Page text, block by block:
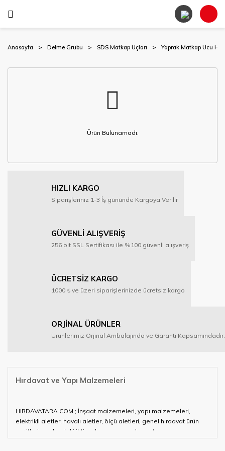
Anasayfa Delme Grubu SDS Matkap Uçları Yaprak Matkap Ucu Hex
Ürün Bulunamadı.
HIZLI KARGO
Siparişleriniz 1-3 İş gününde Kargoya Verilir
GÜVENLİ ALIŞVERİŞ
256 bit SSL Sertifikası ile %100 güvenli alışveriş
ÜCRETSİZ KARGO
1000 ₺ ve üzeri siparişlerinizde ücretsiz kargo
ORJİNAL ÜRÜNLER
Ürünlerimiz Orjinal Ambalajında ve Garanti Kapsamındadır.
Hırdavat ve Yapı Malzemeleri
HIRDAVATARA.COM ; İnşaat malzemeleri, yapı malzemeleri,
elektrikli aletler, havalı aletler, ölçü aletleri, genel hırdavat ürün
çeşitleri ve alandaki ihtiyaçlarınızın neredeyse tamamını